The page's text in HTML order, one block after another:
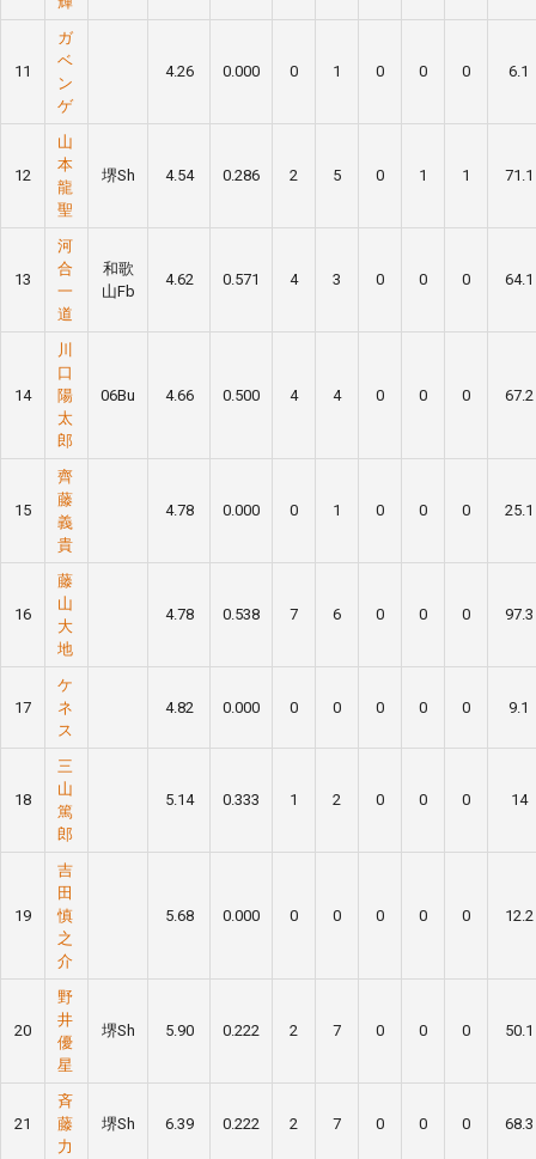
11
ガ
ベ
ン
ゲ
4.26 0.000 0 1 0 0 0 6.1
12
山
本
龍
聖
堺Sh 4.54 0.286 2 5 0 1 1 71.1
13
河
合
一
道
和歌
山Fb
4.62 0.571 4 3 0 0 0 64.1
14
川
口
陽
太
郎
06Bu 4.66 0.500 4 4 0 0 0 67.2
15
齊
藤
義
貴
4.78 0.000 0 1 0 0 0 25.1
16
藤
山
大
地
4.78 0.538 7 6 0 0 0 97.3
17
ケ
ネ
ス
4.82 0.000 0 0 0 0 0 9.1
18
三
山
篤
郎
5.14 0.333 1 2 0 0 0 14
19
吉
田
慎
之
介
5.68 0.000 0 0 0 0 0 12.2
20
野
井
優
星
堺Sh 5.90 0.222 2 7 0 0 0 50.1
21
斉
藤
力
堺Sh 6.39 0.222 2 7 0 0 0 68.3